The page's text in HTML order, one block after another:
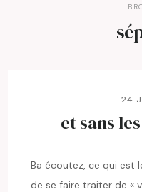
24
et sans
Ba écoutez, ce qui est
de se faire traiter de «